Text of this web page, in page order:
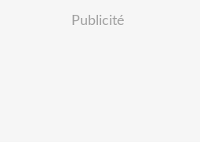
Publicité